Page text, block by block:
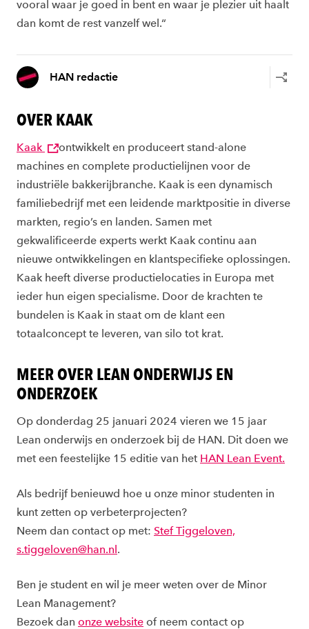
vooral waar je goed in bent en waar je plezier uit haalt
dan komt de rest vanzelf wel.“
HAN redactie
OVER KAAK
Kaak
ontwikkelt en produceert stand-alone
machines en complete productielijnen voor de
industriële bakkerijbranche. Kaak is een dynamisch
familiebedrijf met een leidende marktpositie in diverse
markten, regio’s en landen. Samen met
gekwalificeerde experts werkt Kaak continu aan
nieuwe ontwikkelingen en klantspecifieke oplossingen.
Kaak heeft diverse productielocaties in Europa met
ieder hun eigen specialisme. Door de krachten te
bundelen is Kaak in staat om de klant een
totaalconcept te leveren, van silo tot krat.
MEER OVER LEAN ONDERWIJS EN
ONDERZOEK
Op donderdag 25 januari 2024 vieren we 15 jaar
Lean onderwijs en onderzoek bij de HAN. Dit doen we
met een feestelijke 15 editie van het HAN Lean Event.
Als bedrijf benieuwd hoe u onze minor studenten in
kunt zetten op verbeterprojecten?
Neem dan contact op met: Stef Tiggeloven,
s.tiggeloven@han.nl.
Ben je student en wil je meer weten over de Minor
Lean Management?
Bezoek dan onze website of neem contact op